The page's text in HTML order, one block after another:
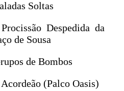
Soltas
Despedida da
de Sousa
de Bombos
(Palco Oasis)